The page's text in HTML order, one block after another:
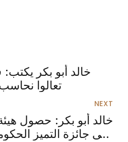
تعالوا
NEXT
خالد أبو بكر: حصول
على جائزة التميز